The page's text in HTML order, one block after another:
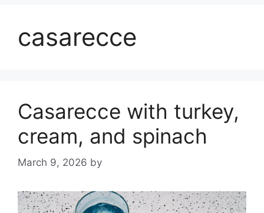
casarecce
Casarecce with turkey,
cream, and spinach
March 9, 2026 by